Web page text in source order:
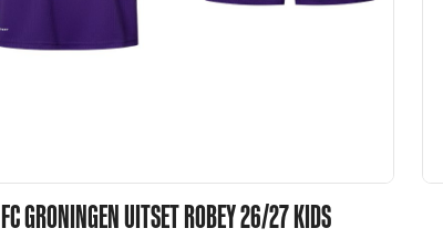
FC GRONINGEN UITSET ROBEY 26/27 KIDS